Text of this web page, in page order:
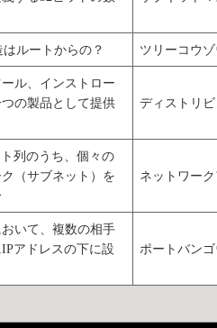
ルートからの？ ツリーコウ
ル、インストロー
の製品として提供
ディストリ
列のうち、個々の
（サブネット）を
ネットワー
いて、複数の相手
アドレスの下に設
ポートバン